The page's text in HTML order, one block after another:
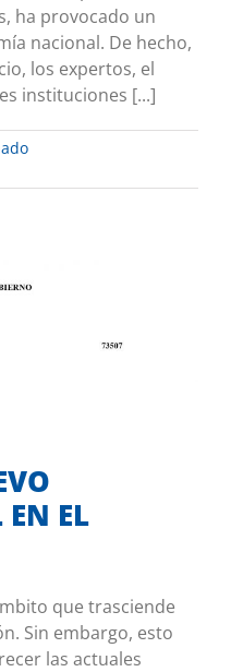
ha provocado un
nacional. De hecho,
los expertos, el
instituciones [...]
EN
EL
que trasciende
Sin embargo, esto
las actuales